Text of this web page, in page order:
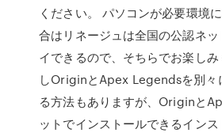
ください。 パソコンが必要環境
合はリネージュは全国の公認ネ
イできるので、そちらでお楽し
しOriginとApex Legendsを別々
る方法もありますが、Originと
ットでインストールできるイン